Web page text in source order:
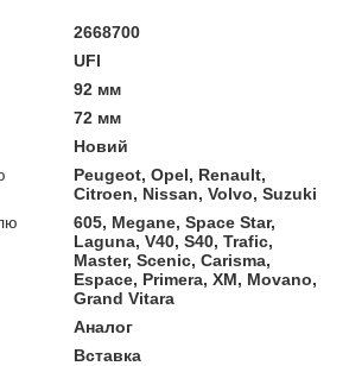
2668700
UFI
92 мм
72 мм
Новий
Peugeot, Opel, Renault,
Citroen, Nissan, Volvo, Suzuki
605, Megane, Space Star,
Laguna, V40, S40, Trafic,
Master, Scenic, Carisma,
Espace, Primera, XM, Movano,
Grand Vitara
Аналог
Вставка